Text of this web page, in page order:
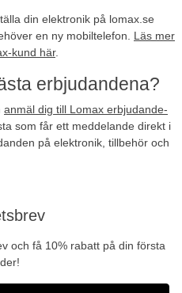
din elektronik på lomax.se
en ny mobiltelefon. Läs mer
kund här.
erbjudandena?
anmäl dig till Lomax erbjudande-
som får ett meddelande direkt i
på elektronik, tillbehör och
och få 10% rabatt på din första